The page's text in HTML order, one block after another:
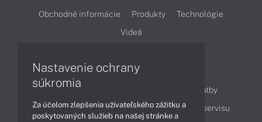
Obchodné informácie Produkty
Technológie
Videá
Obsah
Ako nakupovať
Možnosti doručenia a platby
Podpora a servis
Servisné služby Cenník servisu
Nastavenie ochrany
súkromia
Za účelom zlepšenia užívateľského zážitku a
poskytovaných služieb na našej stránke a